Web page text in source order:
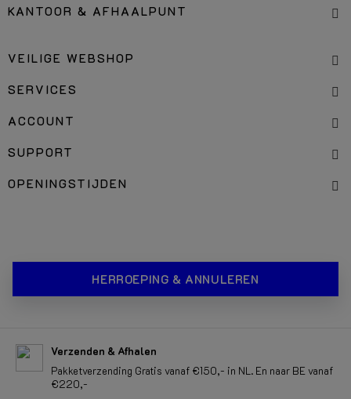
KANTOOR & AFHAALPUNT
VEILIGE WEBSHOP
SERVICES
ACCOUNT
SUPPORT
OPENINGSTIJDEN
HERROEPING & ANNULEREN
Verzenden & Afhalen
Pakketverzending Gratis vanaf €150,- in NL. En naar BE vanaf
€220,-